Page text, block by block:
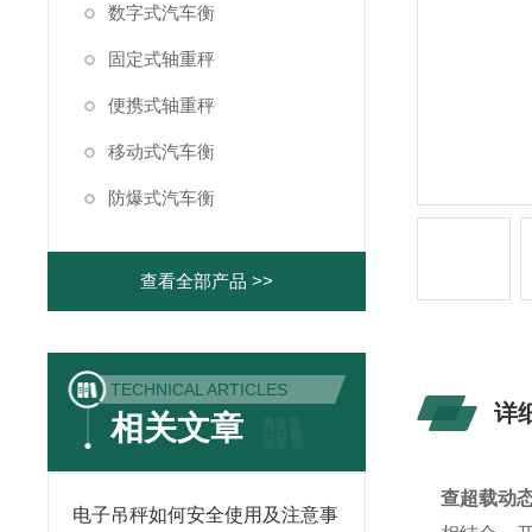
数字式汽车衡
固定式轴重秤
便携式轴重秤
移动式汽车衡
防爆式汽车衡
查看全部产品 >>
TECHNICAL ARTICLES
相关文章
电子吊秤如何安全使用及注意事
详
查超载动